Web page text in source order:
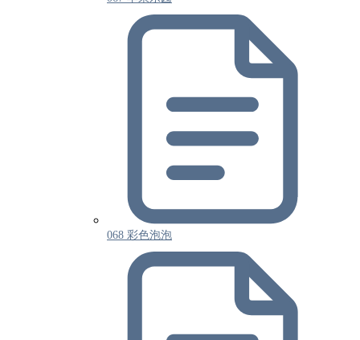
068 彩色泡泡